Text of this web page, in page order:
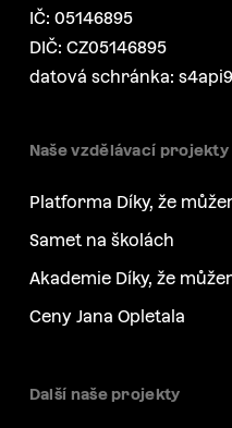
IČ: 05146895
DIČ: CZ05146895
datová schránka:
Naše vzdělávací projekty
Platforma Díky, že
Samet na školách
Akademie Díky, že
Ceny Jana Opletala
Další naše projekty